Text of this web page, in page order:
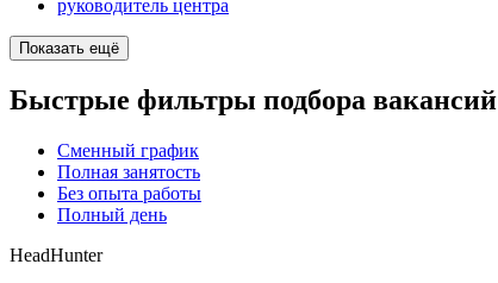
руководитель центра
Показать ещё
Быстрые фильтры подбора вакансий
Сменный график
Полная занятость
Без опыта работы
Полный день
HeadHunter